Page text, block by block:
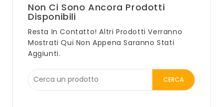
Non Ci Sono Ancora Prodotti
Disponibili
Resta In Contatto! Altri Prodotti Verranno
Mostrati Qui Non Appena Saranno Stati
Aggiunti.
CERCA